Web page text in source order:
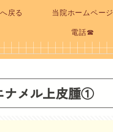
戻る 当院ホームページ
電話☎
ナメル上皮腫①